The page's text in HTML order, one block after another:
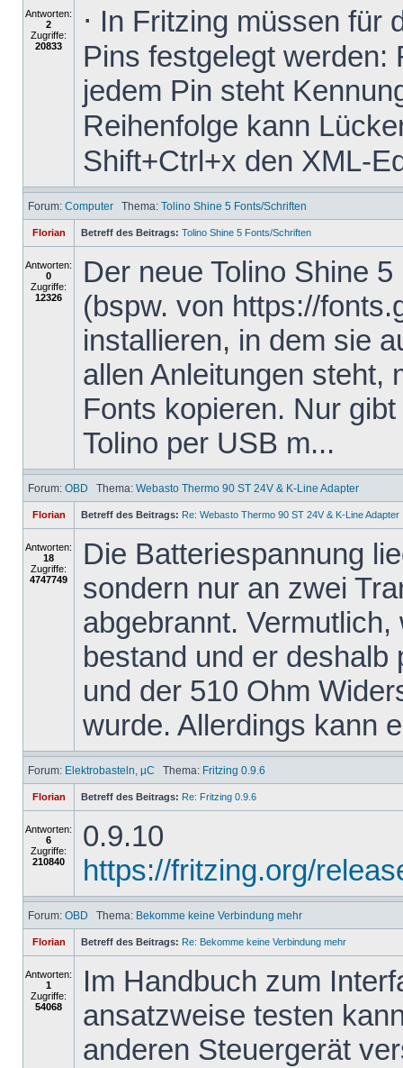
Antworten:
2
Zugriffe:
20833
⋅ In Fritzing müssen für
Pins festgelegt werden:
jedem Pin steht
Reihenfolge kann
Shift+Ctrl+x den XML-
Forum: Computer Thema: Tolino Shine 5 Fonts/Schriften
Florian Betreff des Beitrags: Tolino Shine 5 Fonts/Schriften
Antworten:
0
Zugriffe:
12326
Der neue Tolino Shine
(bspw. von https://
installieren, in dem sie
allen Anleitungen steht,
Fonts kopieren. Nur
Tolino per USB m...
Forum: OBD Thema: Webasto Thermo 90 ST 24V & K-Line Adapter
Florian Betreff des Beitrags: Re: Webasto Thermo 90 ST 24V & K-Line Adapter
Antworten:
18
Zugriffe:
4747749
Die Batteriespannung
sondern nur an zwei
abgebrannt.
bestand und er
und der 510 Ohm
wurde. Allerdings kann
Forum: Elektrobasteln, µC Thema: Fritzing 0.9.6
Florian Betreff des Beitrags: Re: Fritzing 0.9.6
Antworten:
6
Zugriffe:
210840
0.9.10
https://fritzing.org/
Forum: OBD Thema: Bekomme keine Verbindung mehr
Florian Betreff des Beitrags: Re: Bekomme keine Verbindung mehr
Antworten:
1
Zugriffe:
54068
Im Handbuch zum
ansatzweise testen
anderen Steuergerät